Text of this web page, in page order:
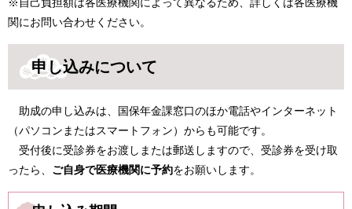
関にお問い合わせください。
申し込みについて
助成の申し込みは、国保年金課窓口のほか電話やインターネット
（パソコンまたはスマートフォン）からも可能です。
受付後に受診券をお渡しまたは郵送しますので、受診券を受け取
ったら、 ご自身で医療機関に予約をお願いします。